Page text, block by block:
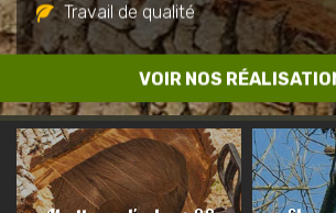
VOIR NOS
Travail de qualité